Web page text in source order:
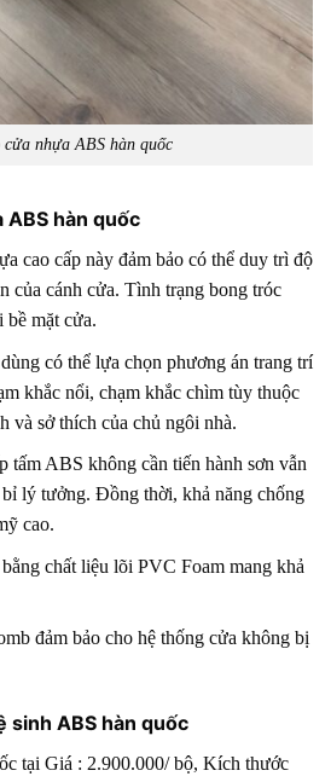
cửa nhựa ABS hàn quốc
ABS hàn quốc
cao cấp này đảm bảo có thể duy trì độ
của cánh cửa. Tình trạng bong tróc
bề mặt cửa.
có thể lựa chọn phương án trang trí
khắc nổi, chạm khắc chìm tùy thuộc
và sở thích của chủ ngôi nhà.
tấm ABS không cần tiến hành sơn vẫn
lý tưởng. Đồng thời, khả năng chống
cao.
chất liệu lõi PVC Foam mang khả
đảm bảo cho hệ thống cửa không bị
sinh ABS hàn quốc
tại Giá : 2.900.000/ bộ, Kích thước